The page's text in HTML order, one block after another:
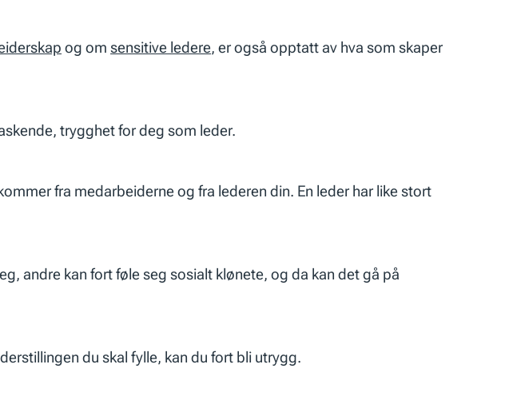
og omsensitive ledere, er også opptatt av hva som skaper
trygghet for deg som leder.
fra medarbeiderne og fra lederen din. En leder har like stort
andre kan fort føle seg sosialt klønete, og da kan det gå på
du skal fylle, kan du fort bli utrygg.